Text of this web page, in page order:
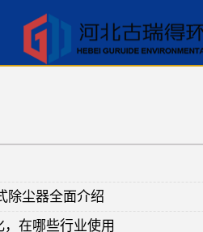
除尘器全面介绍
在哪些行业使用